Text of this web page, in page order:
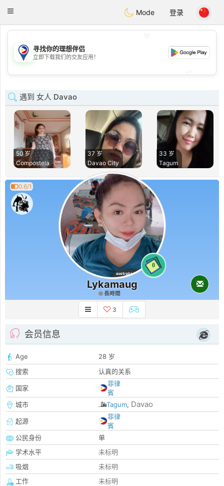
PhilippinesChat
Toggle
Mode 登录
💖
💕
寻找你的理想伴侣
立即下载我们的交友应用！
遇到 女人 Davao
50 岁
Compostela
37 岁
Davao City
33 岁
Tagum
0.6/1
0
Lykamaug
長時間
3
会员信息
Age
28 岁
搜索
认真的关系
国家
菲律
賓
城市
Tagum, Davao
起源
菲律
賓
公民身份
单
学术水平
未标明
吸烟
未标明
工作
未标明